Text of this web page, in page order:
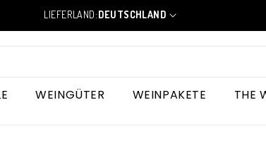
LIEFERLAND:
L
a
n
/
R
DEUTSCHLAND
WEINGÜTER WEINPAKETE THE